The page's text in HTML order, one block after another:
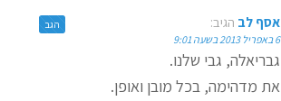
אסף לב הגיב:
6 באפריל 2013 בשעה 9:01
גבריאלה, גבי שלנו.
את מדהימה, בכל מובן ואופן.
הגב